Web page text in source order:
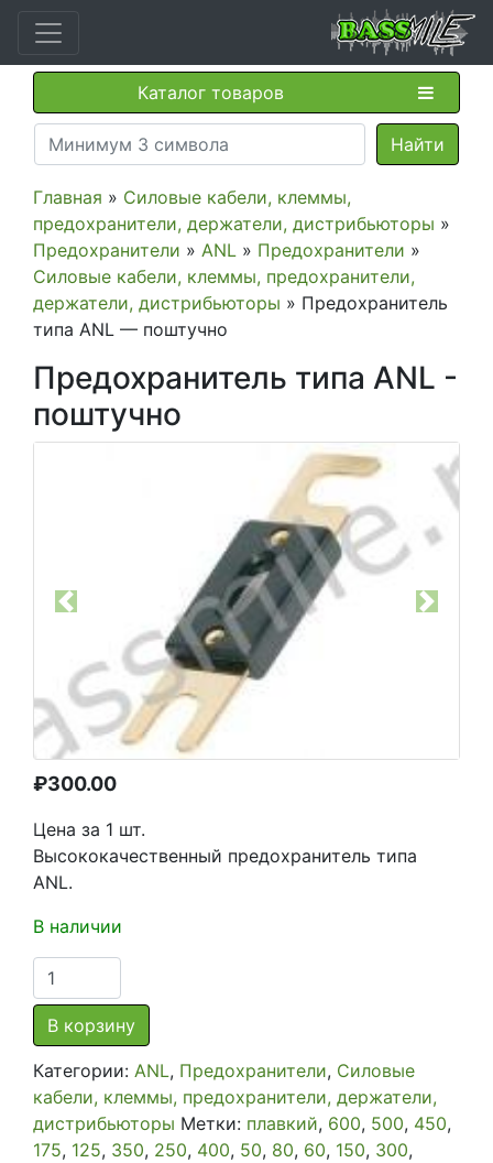
Каталог товаров
Главная » Силовые кабели, клеммы,
предохранители, держатели, дистрибьюторы »
Предохранители » ANL » Предохранители »
Силовые кабели, клеммы, предохранители,
держатели, дистрибьюторы » Предохранитель
типа ANL — поштучно
Предохранитель типа ANL -
поштучно
Previous Next
₽300.00
Цена за 1 шт.
Высококачественный предохранитель типа
ANL.
В наличии
Количество
товара
Предохранитель
типа
ANL
-
поштучно
В корзину
Категории: ANL, Предохранители, Силовые
кабели, клеммы, предохранители, держатели,
дистрибьюторы Метки: плавкий, 600, 500, 450,
175, 125, 350, 250, 400, 50, 80, 60, 150, 300,